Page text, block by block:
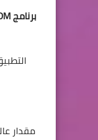
برنامج ADM اخر اصدار
مقدار